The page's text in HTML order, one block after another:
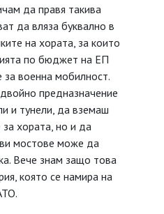
да правя такива
да вляза буквално в
на хората, за които
по бюджет на ЕП
за военна мобилност.
предназначение
и тунели, да вземаш
хората, но и да
мостове може да
Вече знам защо това
която се намира на